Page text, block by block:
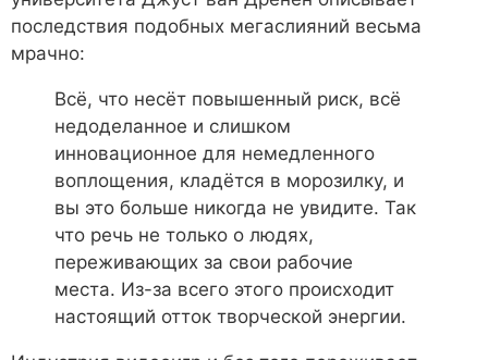
последствия подобных мегаслияний весьма
мрачно:
Всё, что несёт повышенный риск, всё
недоделанное и слишком
инновационное для немедленного
воплощения, кладётся в морозилку, и
вы это больше никогда не увидите. Так
что речь не только о людях,
переживающих за свои рабочие
места. Из-за всего этого происходит
настоящий отток творческой энергии.